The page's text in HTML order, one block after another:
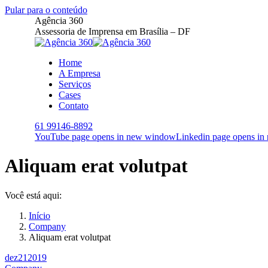
Pular para o conteúdo
Agência 360
Assessoria de Imprensa em Brasília – DF
Home
A Empresa
Serviços
Cases
Contato
61 99146-8892
YouTube page opens in new windowLinkedin page opens
Aliquam erat volutpat
Você está aqui:
Início
Company
Aliquam erat volutpat
dez21 2019